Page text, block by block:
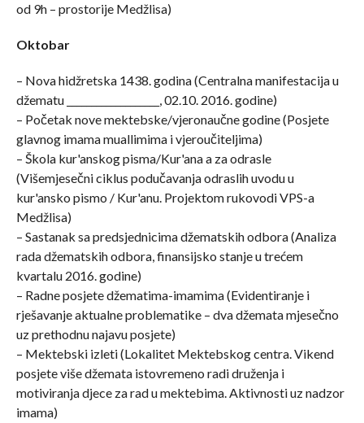
od 9h – prostorije Medžlisa)
Oktobar
– Nova hidžretska 1438. godina (Centralna manifestacija u
džematu ___________________, 02.10. 2016. godine)
– Početak nove mektebske/vjeronaučne godine (Posjete
glavnog imama muallimima i vjeroučiteljima)
– Škola kur'anskog pisma/Kur'ana a za odrasle
(Višemjesečni ciklus podučavanja odraslih uvodu u
kur'ansko pismo / Kur'anu. Projektom rukovodi VPS-a
Medžlisa)
– Sastanak sa predsjednicima džematskih odbora (Analiza
rada džematskih odbora, finansijsko stanje u trećem
kvartalu 2016. godine)
– Radne posjete džematima-imamima (Evidentiranje i
rješavanje aktualne problematike – dva džemata mjesečno
uz prethodnu najavu posjete)
– Mektebski izleti (Lokalitet Mektebskog centra. Vikend
posjete više džemata istovremeno radi druženja i
motiviranja djece za rad u mektebima. Aktivnosti uz nadzor
imama)